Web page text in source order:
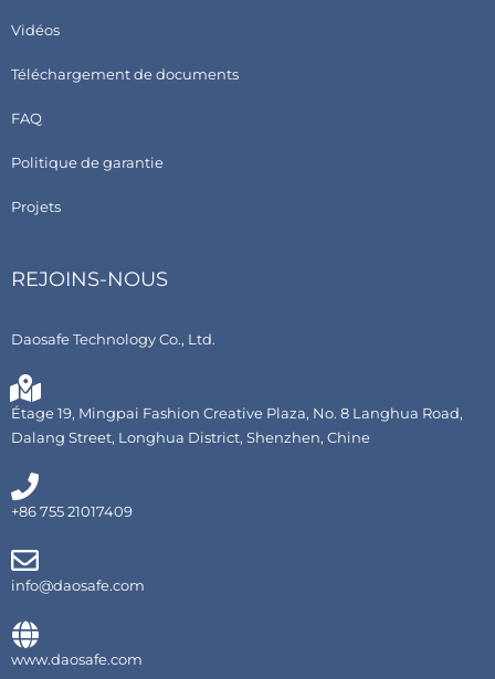
Vidéos
Téléchargement de documents
FAQ
Politique de garantie
Projets
REJOINS-NOUS
Daosafe Technology Co., Ltd.
Étage 19, Mingpai Fashion Creative Plaza, No. 8 Langhua Road,
Dalang Street, Longhua District, Shenzhen, Chine
+86 755 21017409
info@daosafe.com
www.daosafe.com